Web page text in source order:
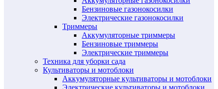
Бензиновые газонокосилки
Электрические газонокосилки
Триммеры
Аккумуляторные триммеры
Бензиновые триммеры
Электрические триммеры
Техника для уборки сада
Культиваторы и мотоблоки
Аккумуляторные культиваторы и мотоблоки
Электрические культиваторы и мотоблоки